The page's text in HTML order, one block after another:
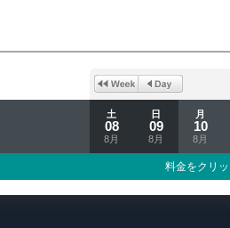
土
08
8月
日
09
8月
月
10
8月
料金をクリ